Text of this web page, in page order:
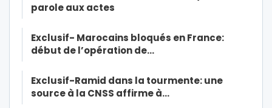
parole aux actes
Exclusif- Marocains bloqués en France:
début de l’opération de…
Exclusif-Ramid dans la tourmente: une
source à la CNSS affirme à…